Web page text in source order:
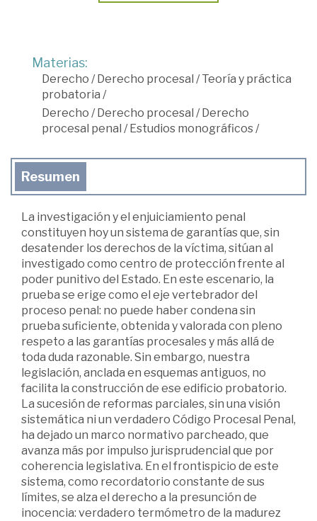
Materias:
Derecho / Derecho procesal /Teoría y práctica
probatoria /
Derecho / Derecho procesal / Derecho
procesal penal / Estudios monográficos/
Resumen
La investigación y el enjuiciamiento penal
constituyen hoy un sistema de garantías que, sin
desatender los derechos de la víctima, sitúan al
investigado como centro de protección frente al
poder punitivo del Estado. En este escenario, la
prueba se erige como el eje vertebrador del
proceso penal: no puede haber condena sin
prueba suficiente, obtenida y valorada con pleno
respeto a las garantías procesales y más allá de
toda duda razonable. Sin embargo, nuestra
legislación, anclada en esquemas antiguos, no
facilita la construcción de ese edificio probatorio.
La sucesión de reformas parciales, sin una visión
sistemática ni un verdadero Código Procesal Penal,
ha dejado un marco normativo parcheado, que
avanza más por impulso jurisprudencial que por
coherencia legislativa. En el frontispicio de este
sistema, como recordatorio constante de sus
límites, se alza el derecho a la presunción de
inocencia: verdadero termómetro de la madurez